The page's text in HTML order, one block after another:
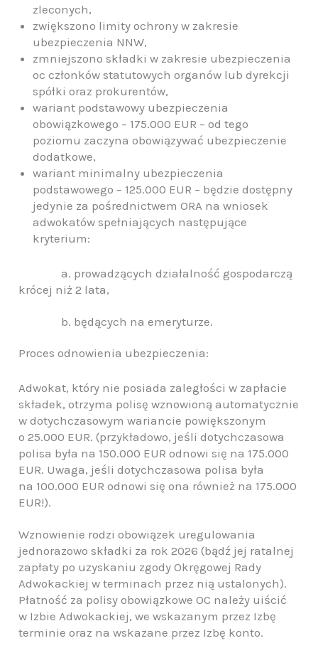
zleconych,
zwiększono limity ochrony w zakresie
ubezpieczenia NNW,
zmniejszono składki w zakresie ubezpieczenia
oc członków statutowych organów lub dyrekcji
spółki oraz prokurentów,
wariant podstawowy ubezpieczenia
obowiązkowego – 175.000 EUR – od tego
poziomu zaczyna obowiązywać ubezpieczenie
dodatkowe,
wariant minimalny ubezpieczenia
podstawowego – 125.000 EUR – będzie dostępny
jedynie za pośrednictwem ORA na wniosek
adwokatów spełniających następujące
kryterium:
a. prowadzących działalność gospodarczą
krócej niż 2 lata,
b. będących na emeryturze.
Proces odnowienia ubezpieczenia:
Adwokat, który nie posiada zaległości w zapłacie
składek, otrzyma polisę wznowioną automatycznie
w dotychczasowym wariancie powiększonym
o 25.000 EUR. (przykładowo, jeśli dotychczasowa
polisa była na 150.000 EUR odnowi się na 175.000
EUR. Uwaga, jeśli dotychczasowa polisa była
na 100.000 EUR odnowi się ona również na 175.000
EUR!).
Wznowienie rodzi obowiązek uregulowania
jednorazowo składki za rok 2026 (bądź jej ratalnej
zapłaty po uzyskaniu zgody Okręgowej Rady
Adwokackiej w terminach przez nią ustalonych).
Płatność za polisy obowiązkowe OC należy uiścić
w Izbie Adwokackiej, we wskazanym przez Izbę
terminie oraz na wskazane przez Izbę konto.